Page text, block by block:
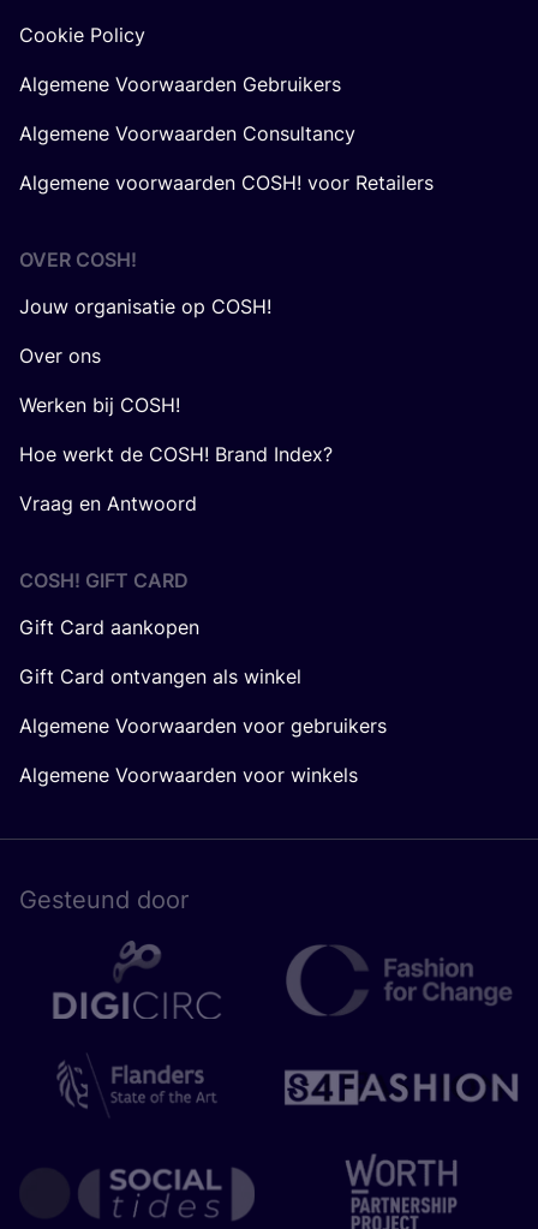
Cookie Policy
Algemene Voorwaarden Gebruikers
Algemene Voorwaarden Consultancy
Algemene voorwaarden COSH! voor Retailers
OVER COSH!
Jouw organisatie op COSH!
Over ons
Werken bij COSH!
Hoe werkt de COSH! Brand Index?
Vraag en Antwoord
COSH! GIFT CARD
Gift Card aankopen
Gift Card ontvangen als winkel
Algemene Voorwaarden voor gebruikers
Algemene Voorwaarden voor winkels
Gesteund door